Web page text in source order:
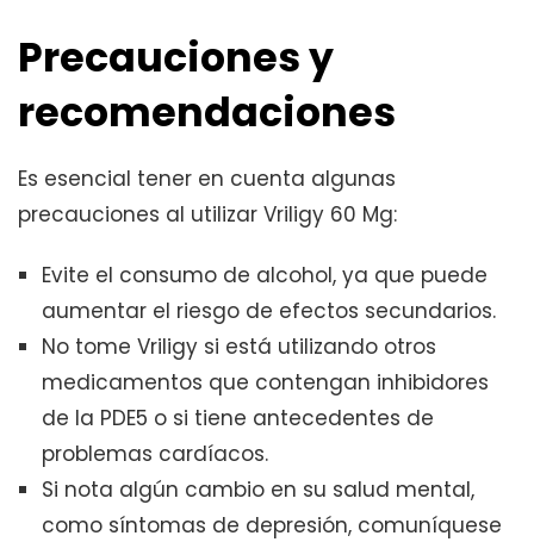
Precauciones y
recomendaciones
Es esencial tener en cuenta algunas
precauciones al utilizar Vriligy 60 Mg:
Evite el consumo de alcohol, ya que puede
aumentar el riesgo de efectos secundarios.
No tome Vriligy si está utilizando otros
medicamentos que contengan inhibidores
de la PDE5 o si tiene antecedentes de
problemas cardíacos.
Si nota algún cambio en su salud mental,
como síntomas de depresión, comuníquese